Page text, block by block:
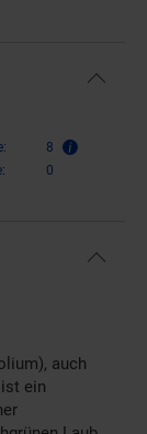
8
0
auch
ein